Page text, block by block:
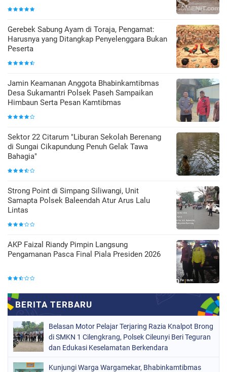
Gerebek Sabung Ayam di Toraja, Pengamat:
Harusnya yang Ditangkap Penyelenggara Bukan
Peserta
Jamin Keamanan Anggota Bhabinkamtibmas
Desa Sukamantri Polsek Paseh Sampaikan
Himbaun Serta Pesan Kamtibmas
Sektor 22 Citarum "Liburan Sekolah Berenang
di Sungai Cikapundung Penuh Gelak Tawa
Bahagia"
Strong Point di Simpang Siliwangi, Unit
Samapta Polsek Baleendah Atur Arus Lalu
Lintas
AKP Faizal Riandy Pimpin Langsung
Pengamanan Pasca Final Piala Presiden 2026
Belasan Motor Pelajar Terjaring Razia Knalpot Brong
di SMKN 1 Cilengkrang, Polsek Cileunyi Beri Teguran
dan Edukasi Keselamatan Berkendara
Kunjungi Warga Wargamekar, Bhabinkamtibmas